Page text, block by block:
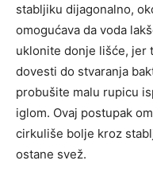
stabljiku dijagonalno,
omogućava da voda
uklonite donje lišće, jer
dovesti do stvaranja
probušite malu rupicu
iglom. Ovaj postupak
cirkuliše bolje kroz
ostane svež.